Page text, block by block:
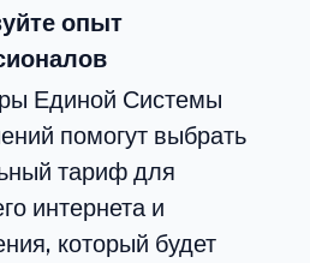
опыт
Единой Системы
помогут выбрать
тариф для
интернета и
который будет